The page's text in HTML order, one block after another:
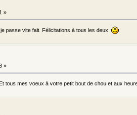
»
passe vite fait. Félicitations à tous les deux
»
tous mes voeux à votre petit bout de chou et aux